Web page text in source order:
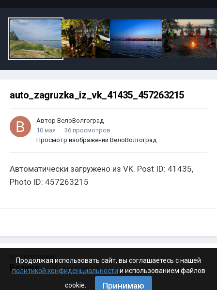
auto_zagruzka_iz_vk_41435_457263215
Автор ВелоВолгоград
10 мая
36 просмотров
Просмотр изображений ВелоВолгоград
Автоматически загружено из VK. Post ID: 41435,
Photo ID: 457263215
ИЗ КАТЕГОРИИ:
Разное · 4 199 изображений
Продолжая использовать сайт, вы соглашаетесь с нашей
политикой конфиденциальности и использованием файлов
cookie.
Принимаю